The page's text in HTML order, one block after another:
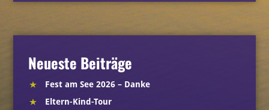
Neueste Beiträge
Fest am See 2026 – Danke
Eltern-Kind-Tour